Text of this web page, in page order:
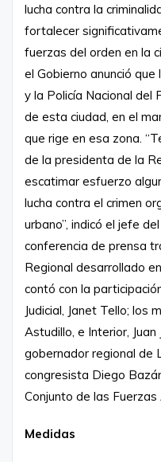
lucha contra la
fortalecer
fuerzas del orden en la
el Gobierno anunció
y la Policía Nacional del
de esta ciudad, en el
que rige en esa zona.
de la presidenta de la
escatimar esfuerzo
lucha contra el crimen
urbano”, indicó el jefe
conferencia de prensa
Regional desarrollado
contó con la
Judicial, Janet Tello; los
Astudillo, e Interior,
gobernador regional de
congresista Diego
Conjunto de las
Medidas